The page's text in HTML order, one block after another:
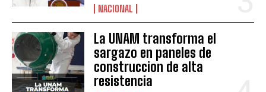
NACIONAL
La UNAM transforma el
sargazo en paneles de
construccion de alta
resistencia